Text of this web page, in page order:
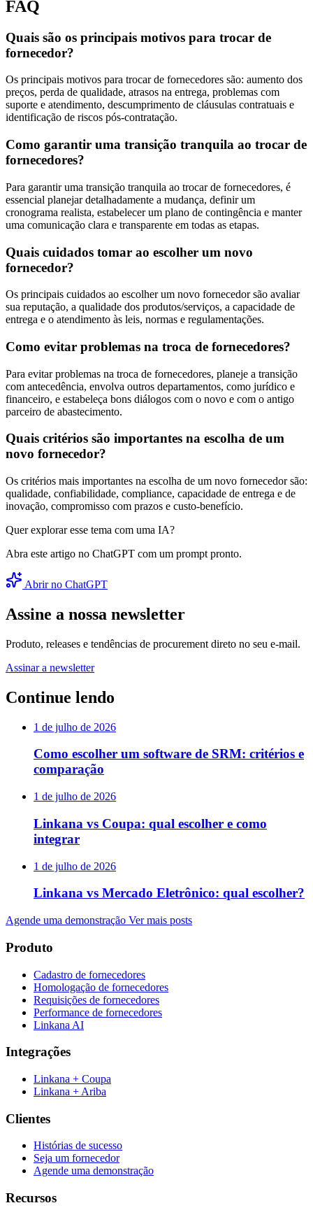
FAQ
Quais são os principais motivos para trocar de
fornecedor?
Os principais motivos para trocar de fornecedores são: aumento dos
preços, perda de qualidade, atrasos na entrega, problemas com
suporte e atendimento, descumprimento de cláusulas contratuais e
identificação de riscos pós-contratação.
Como garantir uma transição tranquila ao trocar de
fornecedores?
Para garantir uma transição tranquila ao trocar de fornecedores, é
essencial planejar detalhadamente a mudança, definir um
cronograma realista, estabelecer um plano de contingência e manter
uma comunicação clara e transparente em todas as etapas.
Quais cuidados tomar ao escolher um novo
fornecedor?
Os principais cuidados ao escolher um novo fornecedor são avaliar
sua reputação, a qualidade dos produtos/serviços, a capacidade de
entrega e o atendimento às leis, normas e regulamentações.
Como evitar problemas na troca de fornecedores?
Para evitar problemas na troca de fornecedores, planeje a transição
com antecedência, envolva outros departamentos, como jurídico e
financeiro, e estabeleça bons diálogos com o novo e com o antigo
parceiro de abastecimento.
Quais critérios são importantes na escolha de um
novo fornecedor?
Os critérios mais importantes na escolha de um novo fornecedor são:
qualidade, confiabilidade, compliance, capacidade de entrega e de
inovação, compromisso com prazos e custo-benefício.
Quer explorar esse tema com uma IA?
Abra este artigo no ChatGPT com um prompt pronto.
Abrir no ChatGPT
Assine a nossa newsletter
Produto, releases e tendências de procurement direto no seu e-mail.
Assinar a newsletter
Continue lendo
1 de julho de 2026
Como escolher um software de SRM: critérios e
comparação
1 de julho de 2026
Linkana vs Coupa: qual escolher e como
integrar
1 de julho de 2026
Linkana vs Mercado Eletrônico: qual escolher?
Agende uma demonstração Ver mais posts
Produto
Cadastro de fornecedores
Homologação de fornecedores
Requisições de fornecedores
Performance de fornecedores
Linkana AI
Integrações
Linkana + Coupa
Linkana + Ariba
Clientes
Histórias de sucesso
Seja um fornecedor
Agende uma demonstração
Recursos